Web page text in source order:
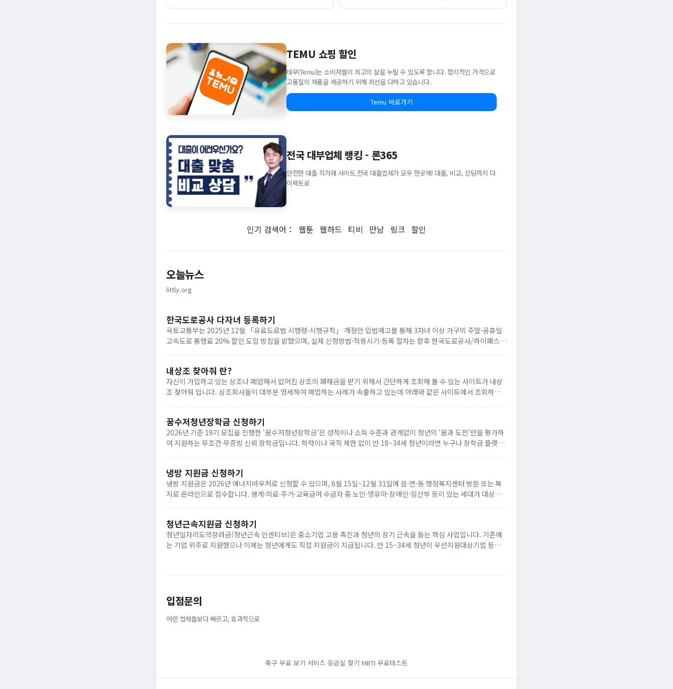
TEMU 쇼핑 할인
테무(Temu)는 소비자들이 최고의 삶을 누릴 수 있도록 합니다. 합리적인 가격으로
고품질의 제품을 제공하기 위해 최선을 다하고 있습니다.
Temu 바로가기
전국 대부업체 랭킹 - 론365
안전한 대출 직거래 사이트,전국 대출업체가 모두 한곳에! 대출, 비교, 상담까지 다
이렉트로
인기 검색어： 웹툰 웹하드 티비 만남 링크 할인
오늘뉴스
littly.org
한국도로공사 다자녀 등록하기
국토교통부는 2025년 12월 「유료도로법 시행령·시행규칙」 개정안 입법예고를 통해 3자녀 이상 가구의 주말·공휴일
고속도로 통행료 20% 할인 도입 방침을 밝혔으며, 실제 신청방법·적용시기·등록 절차는 향후 한국도로공사/하이패스
내상조 찾아줘 란?
자신이 가입하고 있는 상조나 폐업해서 없어진 상조의 패해금을 받기 위해서 간단하게 조회해 볼 수 있는 사이트가 내상
조 찾아줘 입니다. 상조회사들이 대부분 영세하여 폐업하는 사례가 속출하고 있는데 아래와 같은 사이트에서 조회하면
꿈수저청년장학금 신청하기
2026년 기준 19기 모집을 진행한 ‘꿈수저청년장학금’은 성적이나 소득 수준과 관계없이 청년의 ‘꿈과 도전’만을 평가하
여 지원하는 무조건·무증빙 신뢰 장학금입니다. 학력이나 국적 제한 없이 만 18~34세 청년이라면 누구나 장학금 플랫폼
냉방 지원금 신청하기
냉방 지원금은 2026년 에너지바우처로 신청할 수 있으며, 6월 15일~12월 31일에 읍·면·동 행정복지센터 방문 또는 복
지로 온라인으로 접수합니다. 생계·의료·주거·교육급여 수급자 중 노인·영유아·장애인·임산부 등이 있는 세대가 대상
청년근속지원금 신청하기
청년일자리도약장려금(청년근속 인센티브)은 중소기업 고용 촉진과 청년의 장기 근속을 돕는 핵심 사업입니다. 기존에
는 기업 위주로 지원했으나 이제는 청년에게도 직접 지원금이 지급됩니다. 만 15~34세 청년이 우선지원대상기업 등에
입점문의
어떤 업체들보다 빠르고, 효과적으로
축구 무료 보기 서비스 응급실 찾기 MBTI 무료테스트